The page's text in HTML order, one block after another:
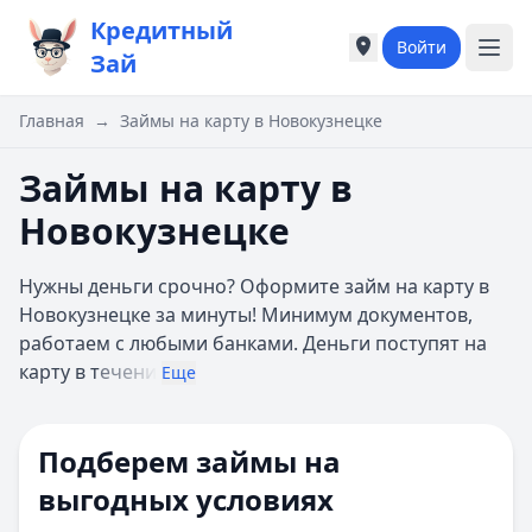
Кредитный
Зай
Города России
Москва
Казань
Б
Барнаул
Белгород
Города России
Москва
Казань
Б
Барнаул
Белгород
Войти
Главная → Займы на карту в Новокузнецке
Займы на карту в
Новокузнецке
Нужны деньги срочно? Оформите займ на карту в
Новокузнецке за минуты! Минимум документов,
работаем с любыми банками. Деньги поступят на
карту в течени Еще
Подберем займы на
выгодных условиях